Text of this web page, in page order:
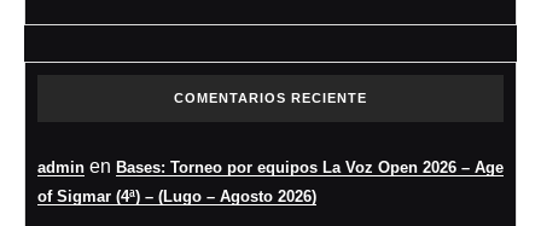
COMENTARIOS RECIENTE
admin en Bases: Torneo por equipos La Voz Open 2026 – Age
of Sigmar (4ª) – (Lugo – Agosto 2026)